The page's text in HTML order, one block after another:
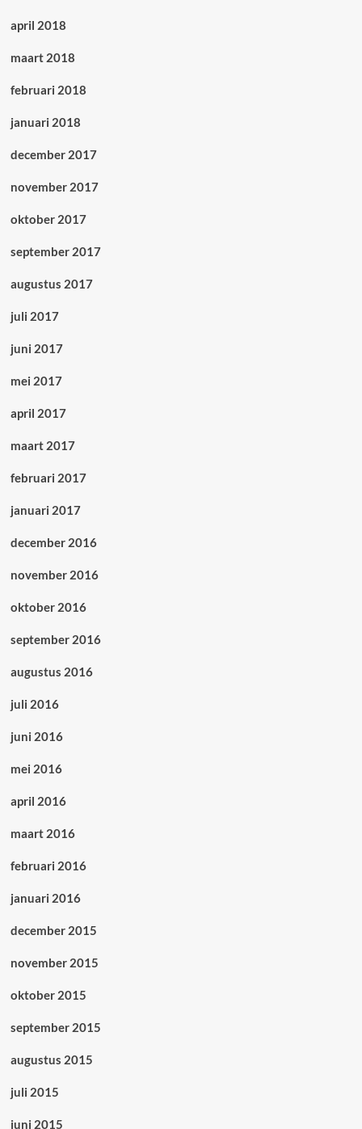
april 2018
maart 2018
februari 2018
januari 2018
december 2017
november 2017
oktober 2017
september 2017
augustus 2017
juli 2017
juni 2017
mei 2017
april 2017
maart 2017
februari 2017
januari 2017
december 2016
november 2016
oktober 2016
september 2016
augustus 2016
juli 2016
juni 2016
mei 2016
april 2016
maart 2016
februari 2016
januari 2016
december 2015
november 2015
oktober 2015
september 2015
augustus 2015
juli 2015
juni 2015